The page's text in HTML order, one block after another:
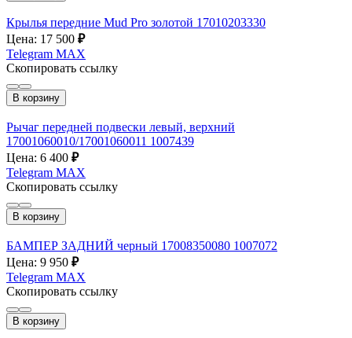
Крылья передние Mud Pro золотой 17010203330
Цена: 17 500 ₽
Telegram MAX
Скопировать ссылку
В корзину
Рычаг передней подвески левый, верхний
17001060010/17001060011 1007439
Цена: 6 400 ₽
Telegram MAX
Скопировать ссылку
В корзину
БАМПЕР ЗАДНИЙ черный 17008350080 1007072
Цена: 9 950 ₽
Telegram MAX
Скопировать ссылку
В корзину